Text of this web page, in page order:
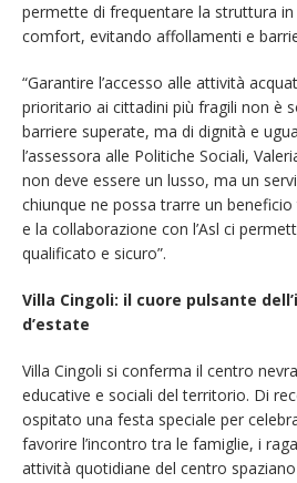
permette di frequentare la struttura
comfort, evitando affollamenti e
“Garantire l’accesso alle attività
prioritario ai cittadini più fragili non è
barriere superate, ma di dignità e
l’assessora alle Politiche Sociali,
non deve essere un lusso, ma un
chiunque ne possa trarre un
e la collaborazione con l’Asl ci
qualificato e sicuro”.
Villa Cingoli: il cuore pulsante
d’estate
Villa Cingoli si conferma il centro
educative e sociali del territorio. Di
ospitato una festa speciale per
favorire l’incontro tra le famiglie, i
attività quotidiane del centro